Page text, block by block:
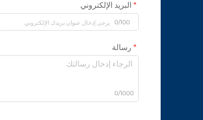
البريد الإلكتروني
0/100
رسالة
0/1000